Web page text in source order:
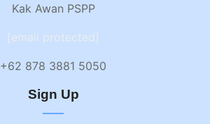
Kak Awan PSPP
[email protected]
+62 878 3881 5050
Sign Up